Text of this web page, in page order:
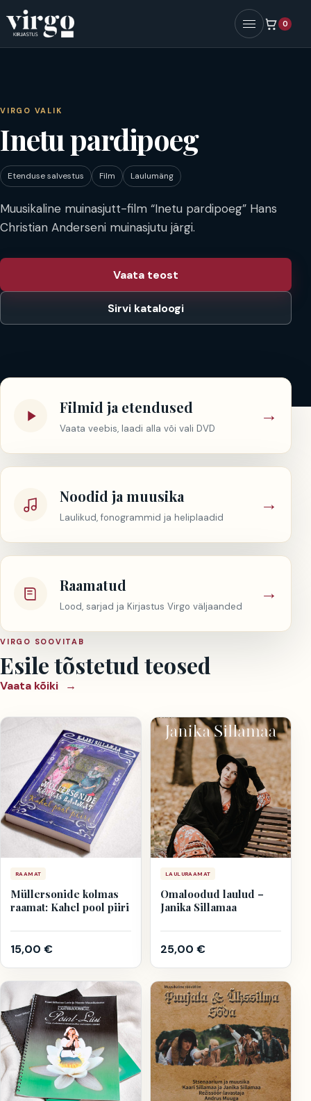
Menüü
0
VIRGO VALIK
Inetu pardipoeg
Etenduse salvestus Film Laulumäng
Muusikaline muinasjutt-film “Inetu pardipoeg” Hans
Christian Anderseni muinasjutu järgi.
Vaata teost
Sirvi kataloogi
Filmid ja etendused
Vaata veebis, laadi alla või vali DVD
→
Noodid ja muusika
Laulikud, fonogrammid ja heliplaadid
→
Raamatud
Lood, sarjad ja Kirjastus Virgo väljaanded
→
VIRGO SOOVITAB
Esile tõstetud teosed
Vaata kõiki →
RAAMAT
Müllersonide kolmas
raamat: Kahel pool piiri
15,00 €
LAULURAAMAT
Omaloodud laulud –
Janika Sillamaa
25,00 €